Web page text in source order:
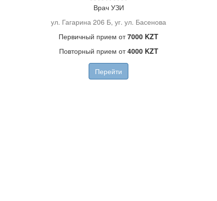
Врач УЗИ
ул. Гагарина 206 Б, уг. ул. Басенова
Первичный прием от7000 KZT
Повторный прием от4000 KZT
Перейти